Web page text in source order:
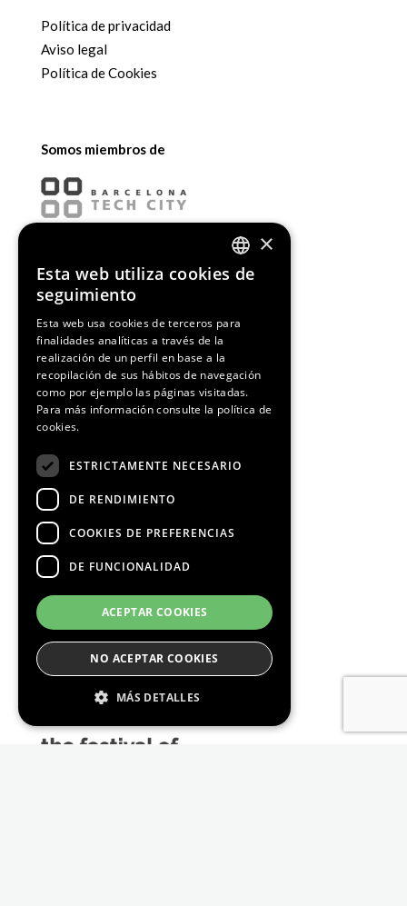
Política de privacidad
Aviso legal
Política de Cookies
Somos miembros de
Media Partners
ENGLISH
×
Esta web utiliza cookies de
seguimiento
Esta web usa cookies de terceros para
finalidades analíticas a través de la
realización de un perfil en base a la
recopilación de sus hábitos de navegación
como por ejemplo las páginas visitadas.
Para más información consulte la política de
cookies.
ESTRICTAMENTE NECESARIO
DE RENDIMIENTO
COOKIES DE PREFERENCIAS
DE FUNCIONALIDAD
ACEPTAR COOKIES
NO ACEPTAR COOKIES
MÁS DETALLES